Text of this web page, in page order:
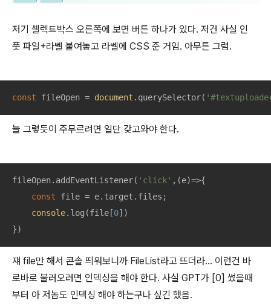
저기 셀렉트박스 오른쪽에 보면 버튼 하나가 있다. 저건 사실 인
풋 파일+라벨 붙여놓고 라벨에 CSS 준 거임. 아무튼 그럼.
const fileOpen = document .querySelector(
늘 그렇듯이 주무르려면 일단 갖고와야 한다.
fileOpen.addEventListener( 'click' , (e)=>{
const file = e.target.files;
console.log(file[0])
})
쟤 file만 해서 콘솔 띄워보니까 FileList라고 뜨더라… 이런건 바
로바로 불러오려면 인덱싱을 해야 한다. 사실 GPT가 [0] 썼을때
부터 아 저놈도 인덱싱 해야 하는구나 싶긴 했음.